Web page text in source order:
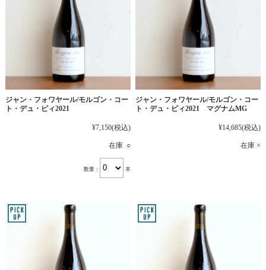
ジャン・フォワヤール/モルゴン・コー
ト・デュ・ピィ2021
¥7,150(税込)
在庫 ○
数量： 本
ジャン・フォワヤール/モルゴン・コー
ト・デュ・ピィ2021 マグナムMG
¥14,685(税込)
在庫 ×